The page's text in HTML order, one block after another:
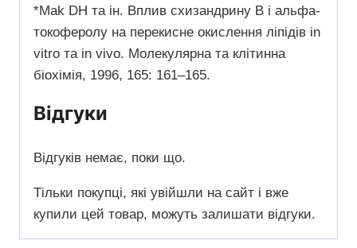
*Mak DH та ін. Вплив схизандрину B і альфа-
токоферолу на перекисне окислення ліпідів in
vitro та in vivo. Молекулярна та клітинна
біохімія, 1996, 165: 161–165.
Відгуки
Відгуків немає, поки що.
Тільки покупці, які увійшли на сайт і вже
купили цей товар, можуть залишати відгуки.